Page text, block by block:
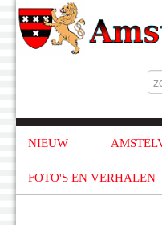
NIEUW
FOTO'S EN VERHALEN